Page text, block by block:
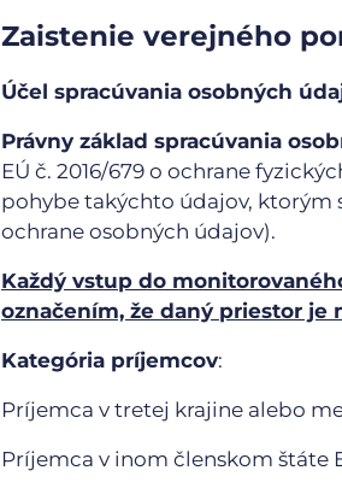
Zaistenie verejného
Účel spracúvania osobných
Právny základ spracúvania
EÚ č. 2016/679 o ochrane
pohybe takýchto údajov, ktorým
ochrane osobných údajov).
Každý vstup do
označením, že daný priestor
Kategória príjemcov:
Príjemca v tretej krajine alebo
Príjemca v inom členskom štáte